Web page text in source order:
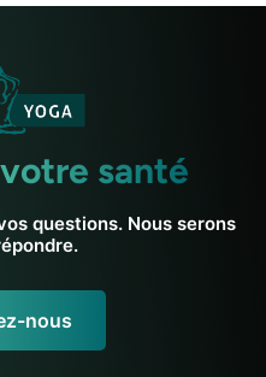
votre santé
questions. Nous serons
nous